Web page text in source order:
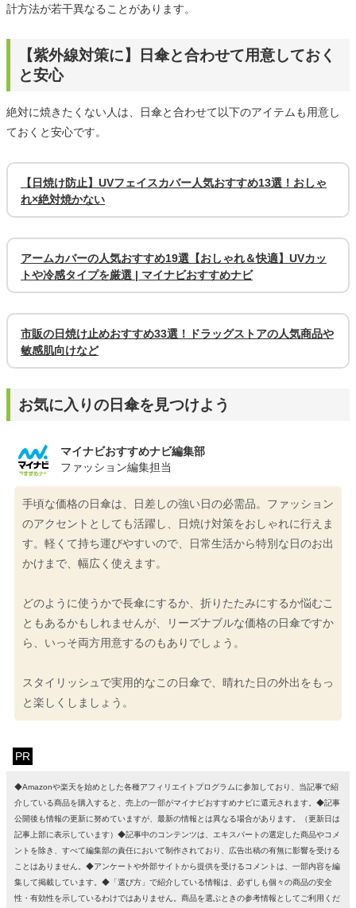
計方法が若干異なることがあります。
【紫外線対策に】日傘と合わせて用意しておく
と安心
絶対に焼きたくない人は、日傘と合わせて以下のアイテムも用意し
ておくと安心です。
【日焼け防止】UVフェイスカバー人気おすすめ13選！おしゃ
れ×絶対焼かない
アームカバーの人気おすすめ19選【おしゃれ＆快適】UVカッ
トや冷感タイプを厳選 | マイナビおすすめナビ
市販の日焼け止めおすすめ33選！ドラッグストアの人気商品や
敏感肌向けなど
お気に入りの日傘を見つけよう
マイナビおすすめナビ編集部
ファッション編集担当
手頃な価格の日傘は、日差しの強い日の必需品。ファッション
のアクセントとしても活躍し、日焼け対策をおしゃれに行えま
す。軽くて持ち運びやすいので、日常生活から特別な日のお出
かけまで、幅広く使えます。
どのように使うかで長傘にするか、折りたたみにするか悩むこ
ともあるかもしれませんが、リーズナブルな価格の日傘ですか
ら、いっそ両方用意するのもありでしょう。
スタイリッシュで実用的なこの日傘で、晴れた日の外出をもっ
と楽しくしましょう。
PR
◆Amazonや楽天を始めとした各種アフィリエイトプログラムに参加しており、当記事で紹
介している商品を購入すると、売上の一部がマイナビおすすめナビに還元されます。◆記事
公開後も情報の更新に努めていますが、最新の情報とは異なる場合があります。（更新日は
記事上部に表示しています）◆記事中のコンテンツは、エキスパートの選定した商品やコメ
ントを除き、すべて編集部の責任において制作されており、広告出稿の有無に影響を受ける
ことはありません。◆アンケートや外部サイトから提供を受けるコメントは、一部内容を編
集して掲載しています。◆「選び方」で紹介している情報は、必ずしも個々の商品の安全
性・有効性を示しているわけではありません。商品を選ぶときの参考情報としてご利用くだ